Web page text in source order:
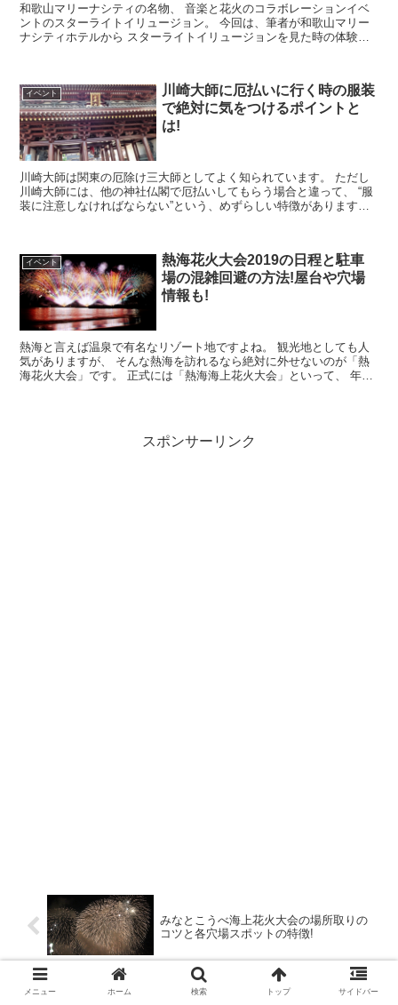
和歌山マリーナシティの名物、 音楽と花火のコラボレーションイベ
ントのスターライトイリュージョン。 今回は、筆者が和歌山マリー
ナシティホテルから スターライトイリュージョンを見た時の体験談
イベント
川崎大師に厄払いに行く時の服装
で絶対に気をつけるポイントと
は!
川崎大師は関東の厄除け三大師としてよく知られています。 ただし
川崎大師には、他の神社仏閣で厄払いしてもらう場合と違って、 “服
装に注意しなければならない”という、めずらしい特徴があります。
イベント
熱海花火大会2019の日程と駐車
場の混雑回避の方法!屋台や穴場
情報も!
熱海と言えば温泉で有名なリゾート地ですよね。 観光地としても人
気がありますが、 そんな熱海を訪れるなら絶対に外せないのが「熱
海花火大会」です。 正式には「熱海海上花火大会」といって、 年間
スポンサーリンク
みなとこうべ海上花火大会の場所取りの
コツと各穴場スポットの特徴!
メニュー ホーム 検索 トップ サイドバー